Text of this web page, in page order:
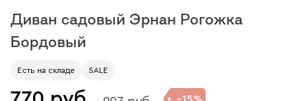
Диван садовый Эрнан Рогожка
Бордовый
Есть на складе SALE